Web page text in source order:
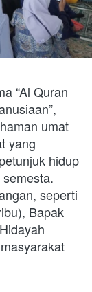
“Al Quran
umat
yang
hidup
seperti
Bapak